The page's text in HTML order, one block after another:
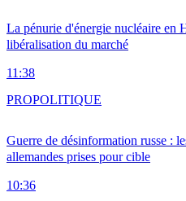
La pénurie d'énergie nucléaire en
libéralisation du marché
11:38
Guerre de désinformation russe :
allemandes prises pour cible
10:36
PROPOLITIQUE